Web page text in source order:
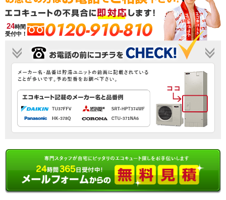
24時間
受付中！
0120-910-810